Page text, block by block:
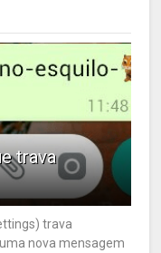
trava
trava
nova mensagem